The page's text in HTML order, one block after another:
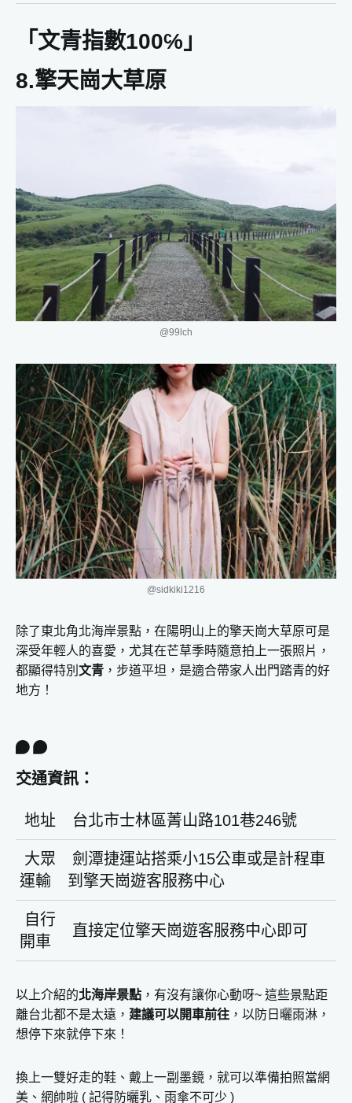
「文青指數100℅」
8.擎天崗大草原
@99lch
@sidkiki1216
除了東北角北海岸景點，在陽明山上的擎天崗大草原可是
深受年輕人的喜愛，尤其在芒草季時隨意拍上一張照片，
都顯得特別 文青 ，步道平坦，是適合帶家人出門踏青的好
地方！
交通資訊：
地址 台北市士林區菁山路101巷246號
大眾
運輸
劍潭捷運站搭乘小15公車或是計程車
到擎天崗遊客服務中心
自行
開車
直接定位擎天崗遊客服務中心即可
以上介紹的北海岸景點 ，有沒有讓你心動呀~ 這些景點距
離台北都不是太遠， 建議可以開車前往 ，以防日曬雨淋，
想停下來就停下來！
換上一雙好走的鞋、戴上一副墨鏡，就可以準備拍照當網
美、網帥啦 ( 記得防曬乳、雨傘不可少 )